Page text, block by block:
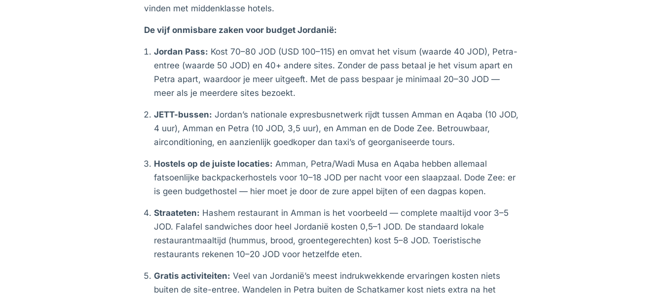
vinden met middenklasse hotels.
De vijf onmisbare zaken voor budget Jordanië:
Jordan Pass: Kost 70–80 JOD (USD 100–115) en omvat het visum (waarde 40 JOD), Petra-
entree (waarde 50 JOD) en 40+ andere sites. Zonder de pass betaal je het visum apart en
Petra apart, waardoor je meer uitgeeft. Met de pass bespaar je minimaal 20–30 JOD —
meer als je meerdere sites bezoekt.
JETT-bussen: Jordan’s nationale expresbusnetwerk rijdt tussen Amman en Aqaba (10 JOD,
4 uur), Amman en Petra (10 JOD, 3,5 uur), en Amman en de Dode Zee. Betrouwbaar,
airconditioning, en aanzienlijk goedkoper dan taxi’s of georganiseerde tours.
Hostels op de juiste locaties: Amman, Petra/Wadi Musa en Aqaba hebben allemaal
fatsoenlijke backpackerhostels voor 10–18 JOD per nacht voor een slaapzaal. Dode Zee: er
is geen budgethostel — hier moet je door de zure appel bijten of een dagpas kopen.
Straateten: Hashem restaurant in Amman is het voorbeeld — complete maaltijd voor 3–5
JOD. Falafel sandwiches door heel Jordanië kosten 0,5–1 JOD. De standaard lokale
restaurantmaaltijd (hummus, brood, groentegerechten) kost 5–8 JOD. Toeristische
restaurants rekenen 10–20 JOD voor hetzelfde eten.
Gratis activiteiten: Veel van Jordanië’s meest indrukwekkende ervaringen kosten niets
buiten de site-entree. Wandelen in Petra buiten de Schatkamer kost niets extra na het